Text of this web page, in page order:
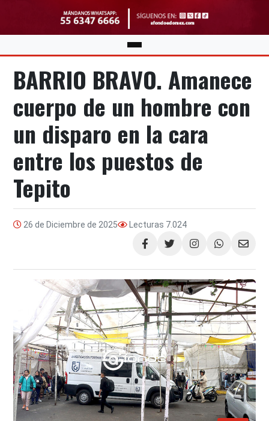
BARRIO BRAVO. Amanece
cuerpo de un hombre con
un disparo en la cara
entre los puestos de
Tepito
26 de Diciembre de 2025 Lecturas 7.024
Compartir